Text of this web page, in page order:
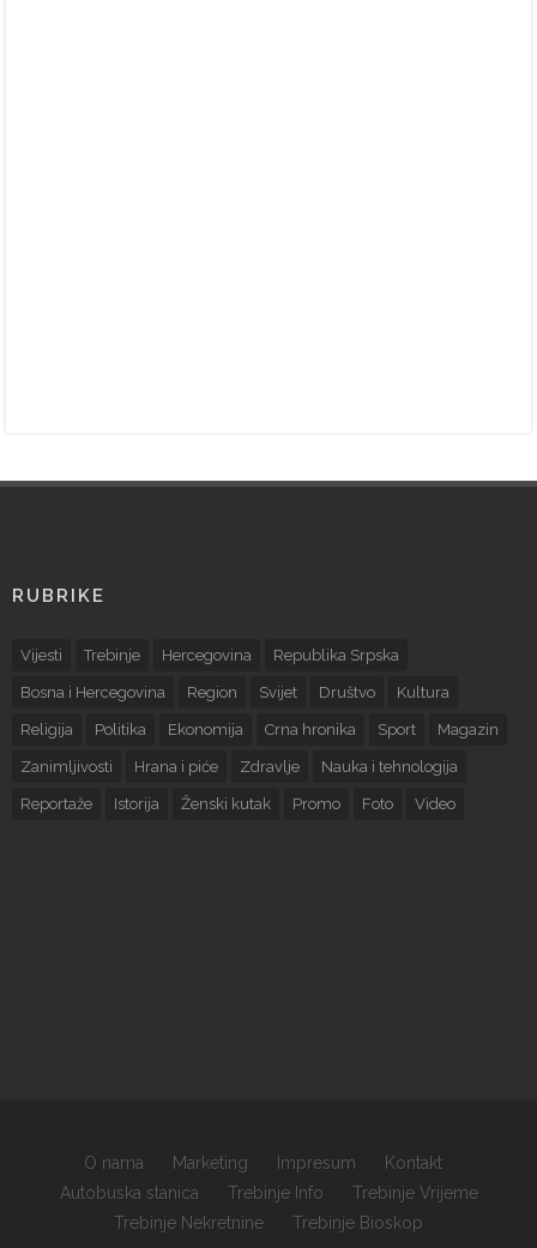
RUBRIKE
Vijesti Trebinje Hercegovina Republika Srpska
Bosna i Hercegovina Region Svijet Društvo Kultura
Religija Politika Ekonomija Crna hronika Sport Magazin
Zanimljivosti Hrana i piće Zdravlje Nauka i tehnologija
Reportaže Istorija Ženski kutak Promo Foto Video
O nama Marketing Impresum
Kontakt
Autobuska stanica
Trebinje Info
Trebinje Vrijeme
Trebinje Nekretnine
Trebinje Bioskop